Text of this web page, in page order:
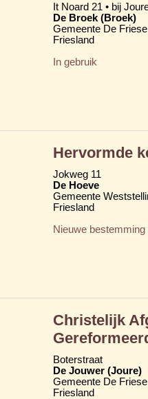
It Noard 21 • bij
De Broek (Broek)
Gemeente De
Friesland
In gebruik
Hervormde
Jokweg 11
De Hoeve
Gemeente
Friesland
Nieuwe bestemming
Christelijk
Boterstraat
De Jouwer (Joure)
Gemeente De
Friesland